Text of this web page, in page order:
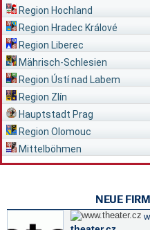
Region Hochland
Region Hradec Králové
Region Liberec
Mährisch-Schlesien
Region Ústí nad Labem
Region Zlín
Hauptstadt Prag
Region Olomouc
Mittelböhmen
NEUE